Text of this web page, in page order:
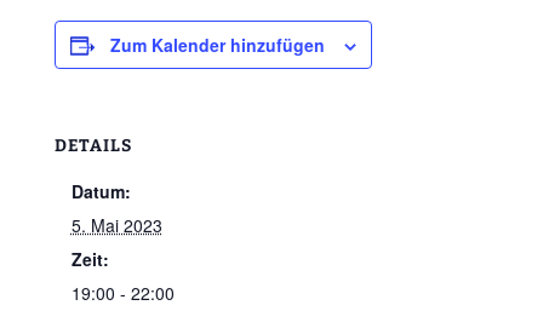
Zum Kalender hinzufügen
DETAILS
Datum:
5. Mai 2023
Zeit:
19:00 - 22:00